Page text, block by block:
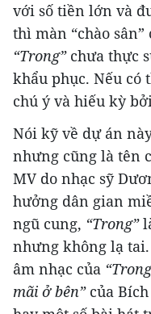
với số tiền lớn và
thì màn “chào
“Trong”chưa thực
khẩu phục. Nếu có
chú ý và hiếu kỳ
Nói kỹ về dự án
nhưng cũng là tên
MV do nhạc sỹ
hưởng dân gian
ngũ cung, “Trong”
nhưng không lạ
âm nhạc của
mãi ở bên” của